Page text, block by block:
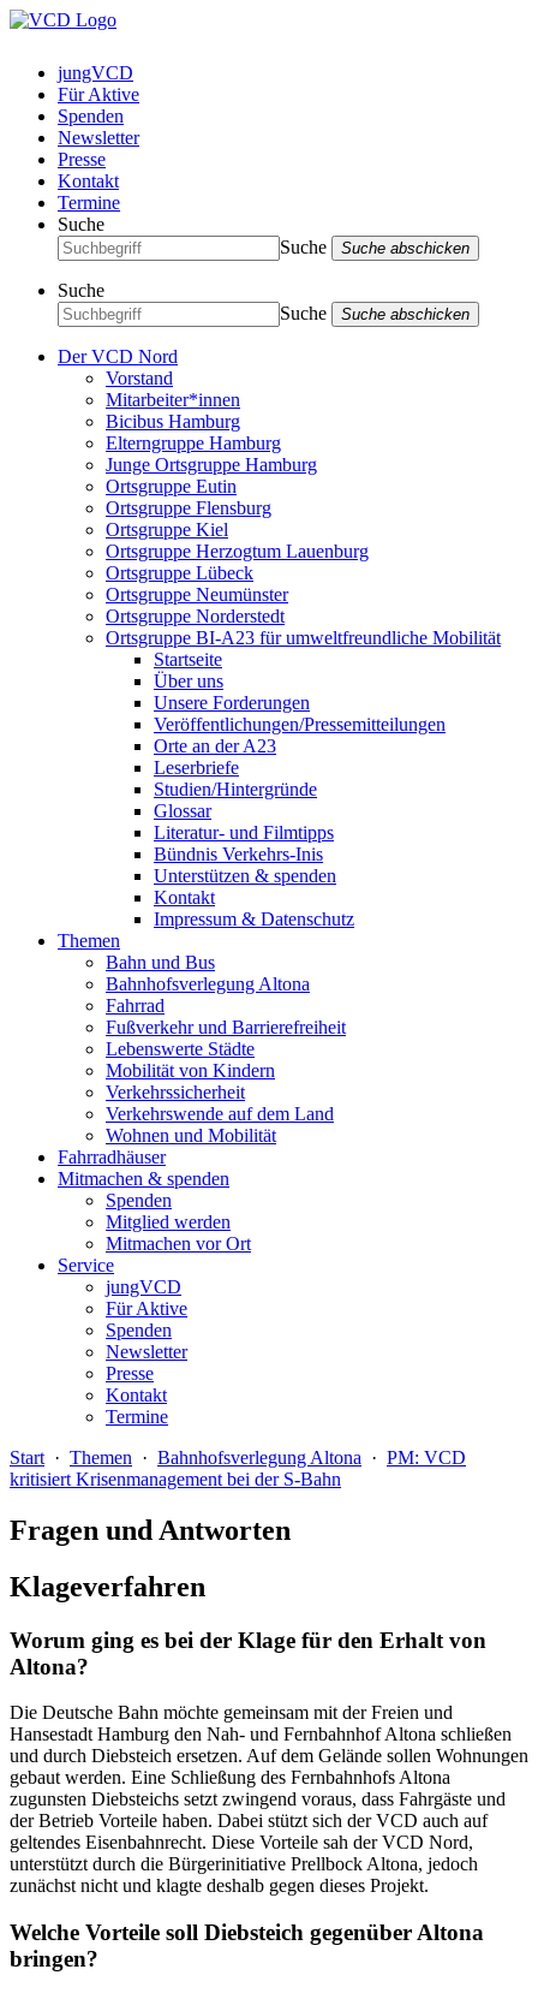
jungVCD
Für Aktive
Spenden
Newsletter
Presse
Kontakt
Termine
Suche
Suche
Suche abschicken
Suche
Suche
Suche abschicken
Der VCD Nord
Vorstand
Mitarbeiter*innen
Bicibus Hamburg
Elterngruppe Hamburg
Junge Ortsgruppe Hamburg
Ortsgruppe Eutin
Ortsgruppe Flensburg
Ortsgruppe Kiel
Ortsgruppe Herzogtum Lauenburg
Ortsgruppe Lübeck
Ortsgruppe Neumünster
Ortsgruppe Norderstedt
Ortsgruppe BI-A23 für umweltfreundliche Mobilität
Startseite
Über uns
Unsere Forderungen
Veröffentlichungen/Pressemitteilungen
Orte an der A23
Leserbriefe
Studien/Hintergründe
Glossar
Literatur- und Filmtipps
Bündnis Verkehrs-Inis
Unterstützen & spenden
Kontakt
Impressum & Datenschutz
Themen
Bahn und Bus
Bahnhofsverlegung Altona
Fahrrad
Fußverkehr und Barrierefreiheit
Lebenswerte Städte
Mobilität von Kindern
Verkehrssicherheit
Verkehrswende auf dem Land
Wohnen und Mobilität
Fahrradhäuser
Mitmachen & spenden
Spenden
Mitglied werden
Mitmachen vor Ort
Service
jungVCD
Für Aktive
Spenden
Newsletter
Presse
Kontakt
Termine
Start · Themen · Bahnhofsverlegung Altona · PM: VCD
kritisiert Krisenmanagement bei der S-Bahn
Fragen und Antworten
Klageverfahren
Worum ging es bei der Klage für den Erhalt von
Altona?
Die Deutsche Bahn möchte gemeinsam mit der Freien und
Hansestadt Hamburg den Nah- und Fernbahnhof Altona schließen
und durch Diebsteich ersetzen. Auf dem Gelände sollen Wohnungen
gebaut werden. Eine Schließung des Fernbahnhofs Altona
zugunsten Diebsteichs setzt zwingend voraus, dass Fahrgäste und
der Betrieb Vorteile haben. Dabei stützt sich der VCD auch auf
geltendes Eisenbahnrecht. Diese Vorteile sah der VCD Nord,
unterstützt durch die Bürgerinitiative Prellbock Altona, jedoch
zunächst nicht und klagte deshalb gegen dieses Projekt.
Welche Vorteile soll Diebsteich gegenüber Altona
bringen?